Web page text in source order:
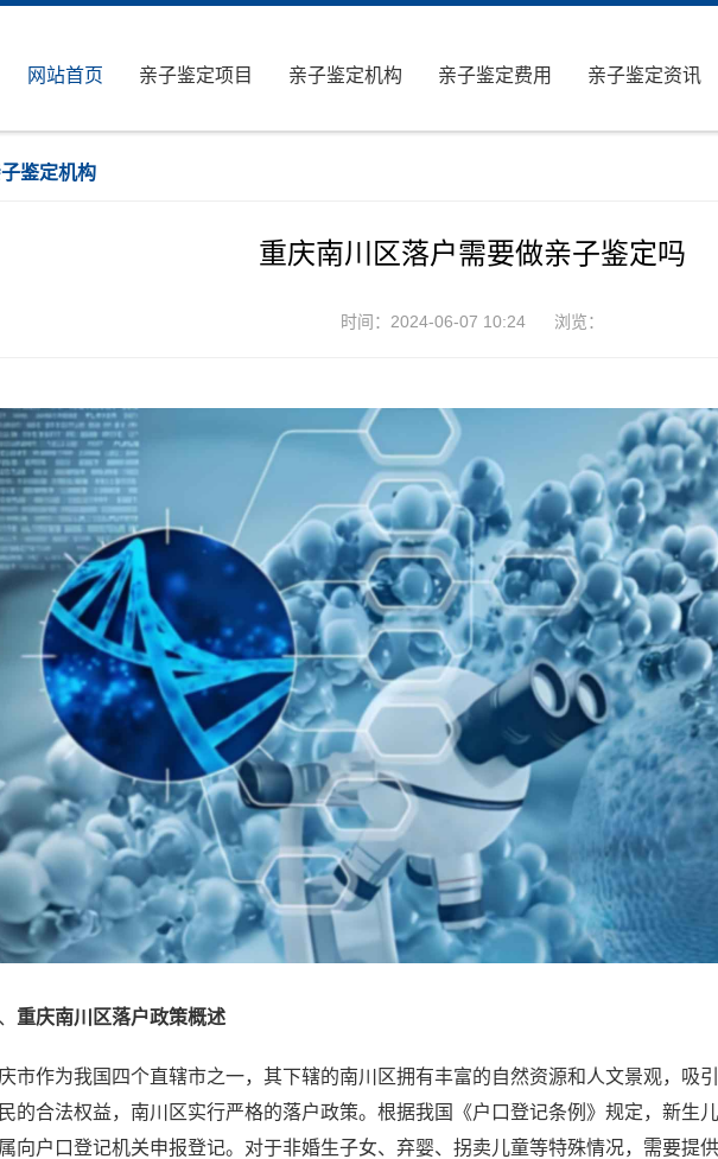
网站首页 亲子鉴定项目 亲子鉴定机构 亲子鉴定费用 亲子鉴定资讯
鉴定机构
重庆南川区落户需要做亲子鉴定吗
时间：2024-06-07 10:24 浏览：
重庆南川区落户政策概述
市作为我国四个直辖市之一，其下辖的南川区拥有丰富的自然资源和人文景观，吸
的合法权益，南川区实行严格的落户政策。根据我国《户口登记条例》规定，新生
向户口登记机关申报登记。对于非婚生子女、弃婴、拐卖儿童等特殊情况，需要提